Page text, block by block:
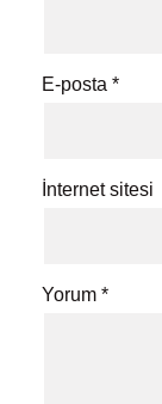
E-posta *
İnternet sitesi
Yorum *